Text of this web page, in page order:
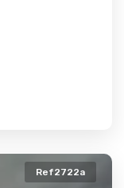
Ref2722a